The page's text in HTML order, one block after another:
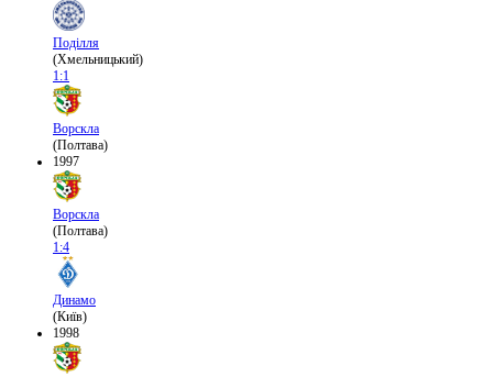
Поділля
(Хмельницький)
1:1
Ворскла
(Полтава)
1997
Ворскла
(Полтава)
1:4
Динамо
(Київ)
1998